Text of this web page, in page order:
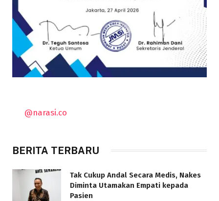
@narasi.co
BERITA TERBARU
Tak Cukup Andal Secara Medis, Nakes
Diminta Utamakan Empati kepada
Pasien